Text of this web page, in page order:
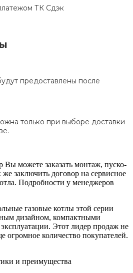
ТК Сдэк
предоставлены после
только при выборе доставки
Вы можете заказать монтаж, пуско-
заключить договор на сервисное
Подробности у менеджеров
газовые котлы этой серии
дизайном, компактными
Этот лидер продаж не
огромное количество покупателей.
и преимущества